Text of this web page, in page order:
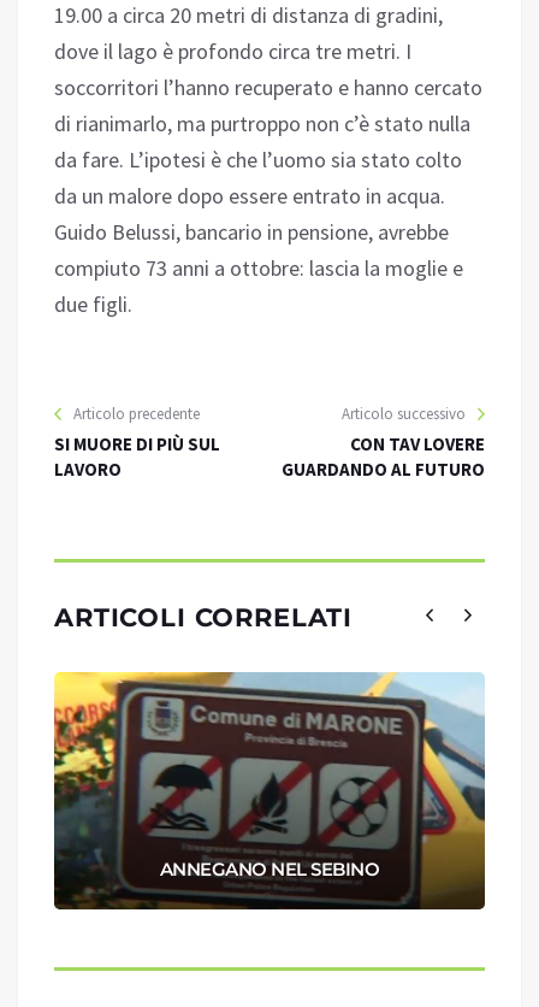
19.00 a circa 20 metri di distanza di gradini,
dove il lago è profondo circa tre metri. I
soccorritori l’hanno recuperato e hanno cercato
di rianimarlo, ma purtroppo non c’è stato nulla
da fare. L’ipotesi è che l’uomo sia stato colto
da un malore dopo essere entrato in acqua.
Guido Belussi, bancario in pensione, avrebbe
compiuto 73 anni a ottobre: lascia la moglie e
due figli.
Articolo precedente
SI MUORE DI PIÙ SUL
LAVORO
Articolo successivo
CON TAV LOVERE
GUARDANDO AL FUTURO
ARTICOLI CORRELATI
ANNEGANO NEL SEBINO